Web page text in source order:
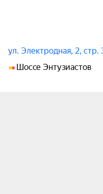
ул. Электродная, 2, стр.
Шоссе Энтузиастов